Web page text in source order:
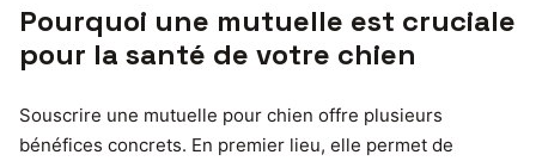
Pourquoi une mutuelle est cruciale
pour la santé de votre chien
Souscrire une mutuelle pour chien offre plusieurs
bénéfices concrets. En premier lieu, elle permet de